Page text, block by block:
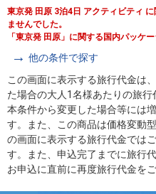
東京発 田原 3泊4日 アクティビティ
ませんでした。
「東京発 田原」に関する国内パッケ
他の条件で探す
この画面に表示する旅行代金は
た場合の大人1名様あたりの旅
本条件から変更した場合等には
す。また、この商品は価格変動
の画面に表示する旅行代金では
す。また、申込完了までに旅行
お申込に直前に再度旅行代金を